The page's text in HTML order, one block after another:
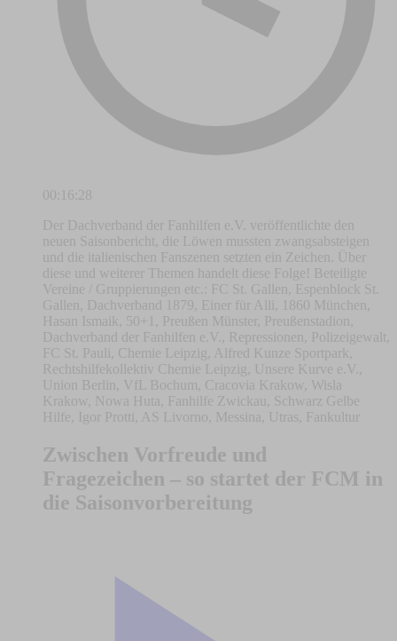
00:16:28
Der Dachverband der Fanhilfen e.V. veröffentlichte den
neuen Saisonbericht, die Löwen mussten zwangsabsteigen
und die italienischen Fanszenen setzten ein Zeichen. Über
diese und weiterer Themen handelt diese Folge! Beteiligte
Vereine / Gruppierungen etc.: FC St. Gallen, Espenblock St.
Gallen, Dachverband 1879, Einer für Alli, 1860 München,
Hasan Ismaik, 50+1, Preußen Münster, Preußenstadion,
Dachverband der Fanhilfen e.V., Repressionen, Polizeigewalt,
FC St. Pauli, Chemie Leipzig, Alfred Kunze Sportpark,
Rechtshilfekollektiv Chemie Leipzig, Unsere Kurve e.V.,
Union Berlin, VfL Bochum, Cracovia Krakow, Wisla
Krakow, Nowa Huta, Fanhilfe Zwickau, Schwarz Gelbe
Hilfe, Igor Protti, AS Livorno, Messina, Utras, Fankultur
Zwischen Vorfreude und
Fragezeichen – so startet der FCM in
die Saisonvorbereitung